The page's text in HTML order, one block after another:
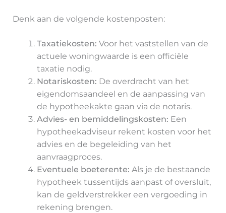
Denk aan de volgende kostenposten:
Taxatiekosten: Voor het vaststellen van de
actuele woningwaarde is een officiële
taxatie nodig.
Notariskosten: De overdracht van het
eigendomsaandeel en de aanpassing van
de hypotheekakte gaan via de notaris.
Advies- en bemiddelingskosten: Een
hypotheekadviseur rekent kosten voor het
advies en de begeleiding van het
aanvraagproces.
Eventuele boeterente: Als je de bestaande
hypotheek tussentijds aanpast of oversluit,
kan de geldverstrekker een vergoeding in
rekening brengen.